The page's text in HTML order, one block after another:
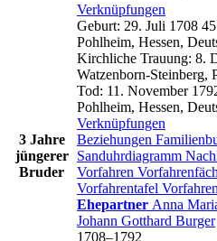
3 Jahre
jüngerer
Bruder
Verknüpfungen
Geburt: 29. Juli 1708 45
Pohlheim, Hessen,
Kirchliche Trauung: 8.
Watzenborn-Steinberg,
Tod: 11. November
Pohlheim, Hessen,
Verknüpfungen
Beziehungen
Sanduhrdiagramm
Vorfahren
Vorfahrentafel
Ehepartner Anna
Johann Gotthard Burger
1708–1792